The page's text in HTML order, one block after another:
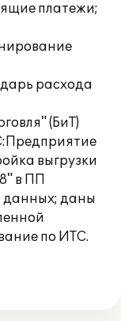
платежи;
расхода
(БиТ)
выгрузки
в ПП
данных; даны
по ИТС.